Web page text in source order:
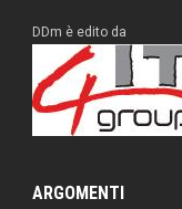
DDm è edito da
ARGOMENTI